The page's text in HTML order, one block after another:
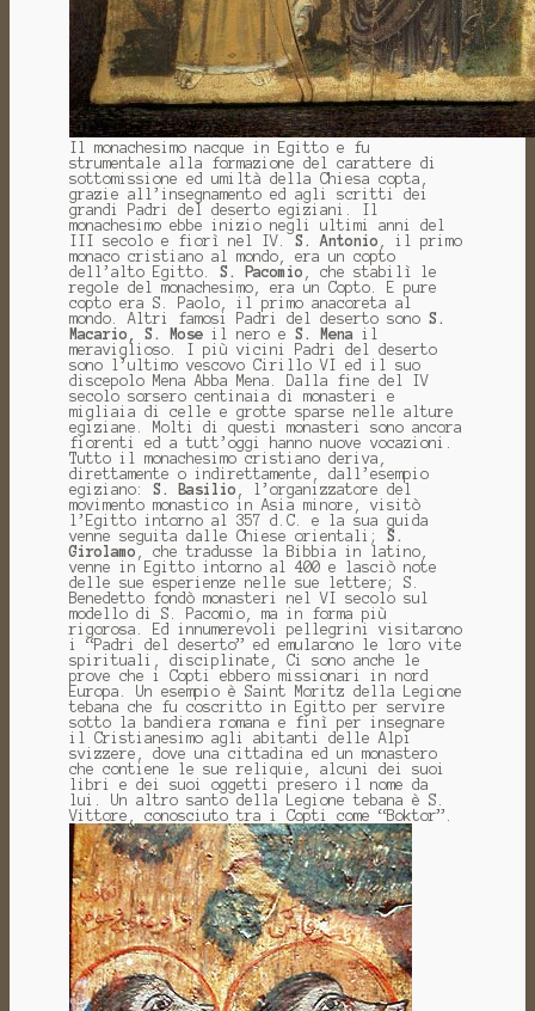
Il monachesimo nacque in Egitto e fu
strumentale alla formazione del carattere di
sottomissione ed umiltà della Chiesa copta,
grazie all’insegnamento ed agli scritti dei
grandi Padri del deserto egiziani. Il
monachesimo ebbe inizio negli ultimi anni del
III secolo e fiorì nel IV. S. Antonio , il primo
monaco cristiano al mondo, era un copto
dell’alto Egitto. S. Pacomio , che stabilì le
regole del monachesimo, era un Copto. E pure
copto era S. Paolo, il primo anacoreta al
mondo. Altri famosi Padri del deserto sono S.
Macario, S. Moseil nero e S. Mena il
meraviglioso. I più vicini Padri del deserto
sono l’ultimo vescovo Cirillo VI ed il suo
discepolo Mena Abba Mena. Dalla fine del IV
secolo sorsero centinaia di monasteri e
migliaia di celle e grotte sparse nelle alture
egiziane. Molti di questi monasteri sono ancora
fiorenti ed a tutt’oggi hanno nuove vocazioni.
Tutto il monachesimo cristiano deriva,
direttamente o indirettamente, dall’esempio
egiziano: S. Basilio , l’organizzatore del
movimento monastico in Asia minore, visitò
l’Egitto intorno al 357 d.C. e la sua guida
venne seguita dalle Chiese orientali; S.
Girolamo , che tradusse la Bibbia in latino,
venne in Egitto intorno al 400 e lasciò note
delle sue esperienze nelle sue lettere; S.
Benedetto fondò monasteri nel VI secolo sul
modello di S. Pacomio, ma in forma più
rigorosa. Ed innumerevoli pellegrini visitarono
i “Padri del deserto” ed emularono le loro vite
spirituali, disciplinate, Ci sono anche le
prove che i Copti ebbero missionari in nord
Europa. Un esempio è Saint Moritz della Legione
tebana che fu coscritto in Egitto per servire
sotto la bandiera romana e finì per insegnare
il Cristianesimo agli abitanti delle Alpi
svizzere, dove una cittadina ed un monastero
che contiene le sue reliquie, alcuni dei suoi
libri e dei suoi oggetti presero il nome da
lui. Un altro santo della Legione tebana è S.
Vittore, conosciuto tra i Copti come “Boktor”.